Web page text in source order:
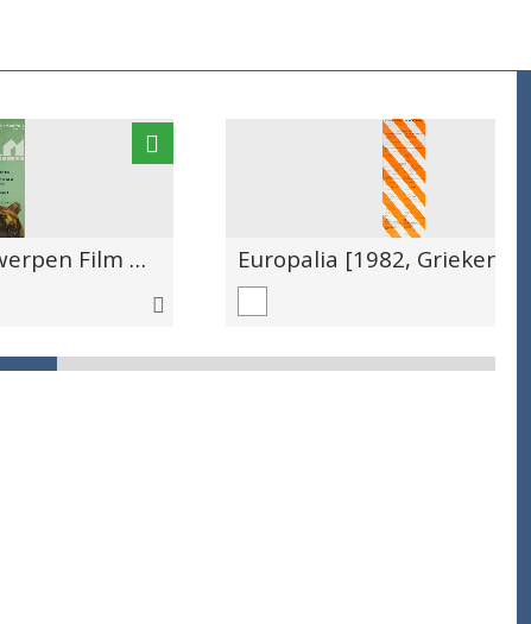
Rotterdam Antwerpen Film International Antwerpen Kinera Roma